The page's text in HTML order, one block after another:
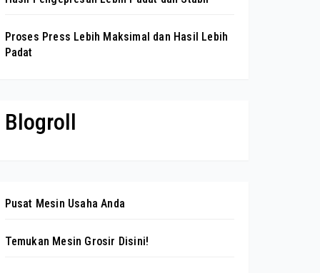
Proses Press Lebih Maksimal dan Hasil Lebih
Padat
Blogroll
Pusat Mesin Usaha Anda
Temukan Mesin Grosir Disini!